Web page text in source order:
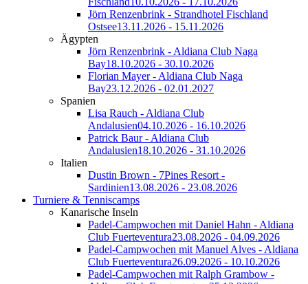
Jörn Renzenbrink - Strandhotel Fischland
Ostsee13.11.2026 - 15.11.2026
Ägypten
Jörn Renzenbrink - Aldiana Club Naga
Bay18.10.2026 - 30.10.2026
Florian Mayer - Aldiana Club Naga
Bay23.12.2026 - 02.01.2027
Spanien
Lisa Rauch - Aldiana Club
Andalusien04.10.2026 - 16.10.2026
Patrick Baur - Aldiana Club
Andalusien18.10.2026 - 31.10.2026
Italien
Dustin Brown - 7Pines Resort -
Sardinien13.08.2026 - 23.08.2026
Turniere & Tenniscamps
Kanarische Inseln
Padel-Campwochen mit Daniel Hahn - Aldiana
Club Fuerteventura23.08.2026 - 04.09.2026
Padel-Campwochen mit Manuel Alves - Aldiana
Club Fuerteventura26.09.2026 - 10.10.2026
Padel-Campwochen mit Ralph Grambow -